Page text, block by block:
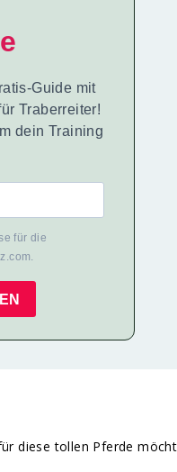
Guide mit
Traberreiter!
dein Training
für die
diese tollen Pferde